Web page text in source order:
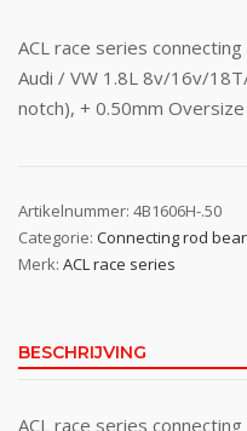
ACL race series
Audi / VW 1.8L 8v/16v/
notch), + 0.50mm
Artikelnummer: 4B1606H-.50
Categorie: Connecting rod
Merk: ACL race series
BESCHRIJVING
ACL race series